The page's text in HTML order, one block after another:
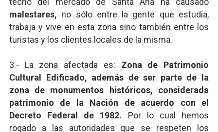
malestares, no sólo entre la gente que estudia,
trabaja y vive en esta zona sino también entre los
turistas y los clientes locales de la misma.
3.- La zona afectada es: Zona de Patrimonio
Cultural Edificado, además de ser parte de la
zona de monumentos históricos, considerada
patrimonio de la Nación de acuerdo con el
Decreto Federal de 1982. Por lo cual hemos
rogado a las autoridades que se respeten los